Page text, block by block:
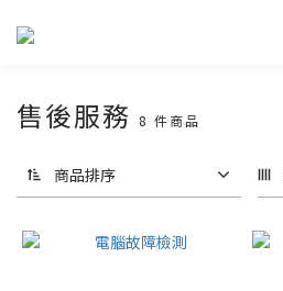
售後服務 8 件商品
商品排序